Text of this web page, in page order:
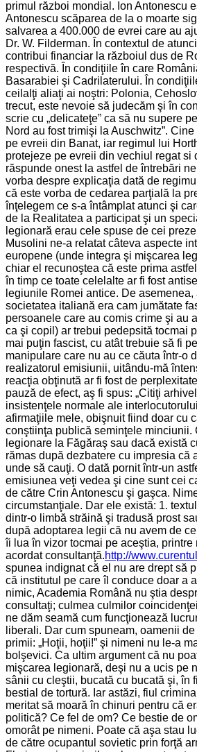
primul război mondial. Ion Antonescu
Antonescu scăparea de la o moarte
salvarea a 400.000 de evrei care au
Dr. W. Filderman. În contextul de
contribui financiar la războiul dus de
respectivă. În condiţiile în care
Basarabiei şi Cadrilaterului. În
ceilalţi aliaţi ai noştri: Polonia,
trecut, este nevoie să judecăm şi în
scrie cu „delicateţe” ca să nu supere
Nord au fost trimişi la Auschwitz”.
pe evreii din Banat, iar regimul lui
protejeze pe evreii din vechiul regat
răspunde onest la astfel de întrebări
vorba despre explicaţia dată de
că este vorba de cedarea parţială la
înţelegem ce s-a întâmplat atunci şi
de la Realitatea a participat şi un
legionară erau cele spuse de cei
Musolini ne-a relatat câteva aspecte
europene (unde integra şi mişcarea
chiar el recunoştea că este prima
în timp ce toate celelalte ar fi fost
legiunile Romei antice. De
societatea italiană era cam jumătate
persoanele care au comis crime şi au
ca şi copil) ar trebui pedepsită tocmai
mai puţin fascist, cu atât trebuie să fi
manipulare care nu au ce căuta într-o
realizatorul emisiunii, uitându-mă
reacţia obţinută ar fi fost de
pauză de efect, aş fi spus: „Citiţi
insistenţele normale ale
afirmaţiile mele, obişnuit fiind doar cu
conştiinţa publică seminţele minciunii.
legionare la Făgăraş sau dacă există
rămas după dezbatere cu impresia că
unde să cauţi. O dată pornit într-un
emisiunea veţi vedea şi cine sunt cei
de către Crin Antonescu şi gaşca.
circumstanţiale. Dar ele există: 1.
dintr-o limbă străină şi tradusă prost
după adoptarea legii că nu avem de
îi lua în vizor tocmai pe aceştia,
acordat consultanţă.http://
spunea indignat că el nu are drept să
că institutul pe care îl conduce doar a
nimic, Academia Română nu ştia
consultaţi; culmea culmilor
ne dăm seamă cum funcţionează
liberali. Dar cum spuneam, oamenii
primii: „Hoţii, hoţii!” şi nimeni nu le-a
bolşevici. Ca ultim argument că nu
mişcarea legionară, deşi nu a ucis pe
sânii cu cleştii, bucată cu bucată şi, în
bestial de tortură. Iar astăzi, fiul
meritat să moară în chinuri pentru că
politică? Ce fel de om? Ce bestie de
omorât pe nimeni. Poate că aşa stau
de către ocupantul sovietic prin forţă